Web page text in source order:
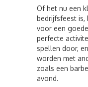
Of het nu een
bedrijfsfeest is,
voor een
perfecte
spellen door,
worden met
zoals een
avond.